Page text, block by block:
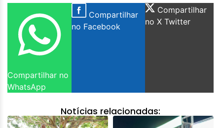
Compartilhar no
WhatsApp
Compartilhar
no Facebook
Compartilhar
no X Twitter
Notícias relacionadas: